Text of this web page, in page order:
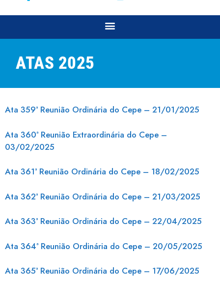
ATAS 2025
Ata 359ª Reunião Ordinária do Cepe – 21/01/2025
Ata 360ª Reunião Extraordinária do Cepe –
03/02/2025
Ata 361ª Reunião Ordinária do Cepe – 18/02/2025
Ata 362ª Reunião Ordinária do Cepe – 21/03/2025
Ata 363ª Reunião Ordinária do Cepe – 22/04/2025
Ata 364ª Reunião Ordinária do Cepe – 20/05/2025
Ata 365ª Reunião Ordinária do Cepe – 17/06/2025